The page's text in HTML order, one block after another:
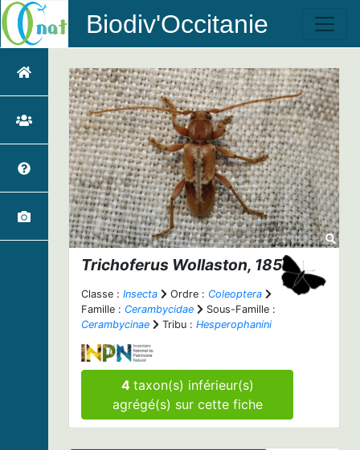
Biodiv'Occitanie
Trichoferus Wollaston, 1854
Classe : Insecta Ordre : Coleoptera
Famille : Cerambycidae
Sous-Famille :
Cerambycinae
Tribu : Hesperophanini
4 taxon(s) inférieur(s)
agrégé(s) sur cette fiche